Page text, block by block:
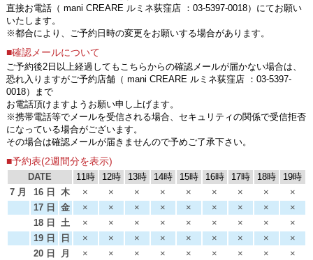
直接お電話（ mani CREARE ルミネ荻窪店 ：03-5397-0018）にてお願い
いたします。
※都合により、ご予約日時の変更をお願いする場合があります。
■確認メールについて
ご予約後2日以上経過してもこちらからの確認メールが届かない場合は、
恐れ入りますがご予約店舗（ mani CREARE ルミネ荻窪店 ：03-5397-
0018）まで
お電話頂けますようお願い申し上げます。
※携帯電話等でメールを受信される場合、セキュリティの関係で受信拒否
になっている場合がございます。
その場合は確認メールが届きませんので予めご了承下さい。
■予約表(2週間分を表示)
DATE 11時 12時 13時 14時 15時 16時 17時 18時
19時
7 月
16 日 木 × × × × × × × ×
×
17 日
金 × × × × × × × ×
×
18 日
土 × × × × × × × ×
×
19 日
日 × × × × × × × ×
×
20 日
月 × × × × × × × ×
×